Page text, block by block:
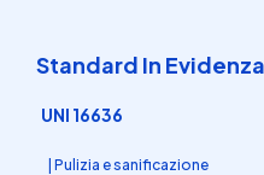
Standard In Evidenza
UNI 16636
| Pulizia e sanificazione